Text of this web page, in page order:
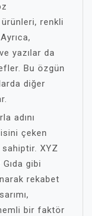
ürünleri, renkli
yazılar da
Bu özgün
diğer
adını
çeken
XYZ
gibi
rekabet
bir faktör